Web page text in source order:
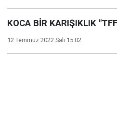
KOCA BİR KARIŞIKLIK
12 Temmuz 2022 Salı 15:02